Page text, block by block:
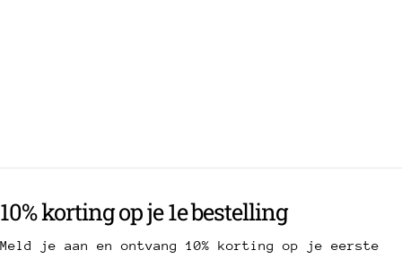
10% korting op je 1e bestelling
Meld je aan en ontvang 10% korting op je eerste